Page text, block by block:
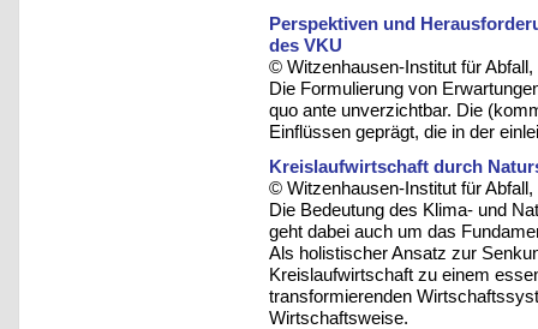
Perspektiven und
des VKU
© Witzenhausen-Institut für
Die Formulierung von
quo ante unverzichtbar. Die
Einflüssen geprägt, die in der
Kreislaufwirtschaft durch
© Witzenhausen-Institut für
Die Bedeutung des Klima- und
geht dabei auch um das
Als holistischer Ansatz zur
Kreislaufwirtschaft zu einem
transformierenden
Wirtschaftsweise.